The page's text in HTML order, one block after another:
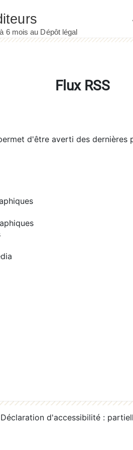
Flux RSS
d'être averti des dernières
Déclaration d'accessibilité :